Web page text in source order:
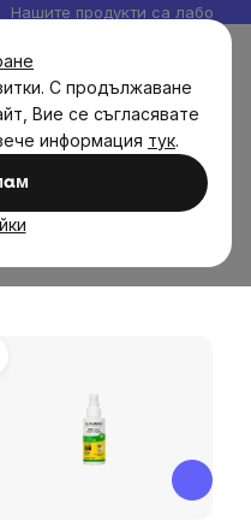
С продължаване
Вие се съгласявате
информация тук.
Нашите продукти са